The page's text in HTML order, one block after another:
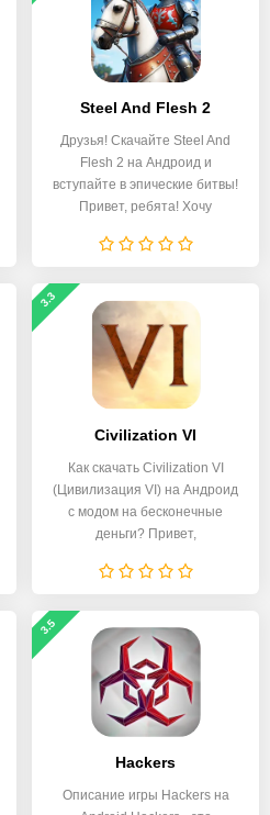
Steel And Flesh 2
Друзья! Скачайте Steel And
Flesh 2 на Андроид и
вступайте в эпические битвы!
Привет, ребята! Хочу
3.3
Civilization VI
Как скачать Civilization VI
(Цивилизация VI) на Андроид
с модом на бесконечные
деньги? Привет,
3.5
Hackers
Описание игры Hackers на